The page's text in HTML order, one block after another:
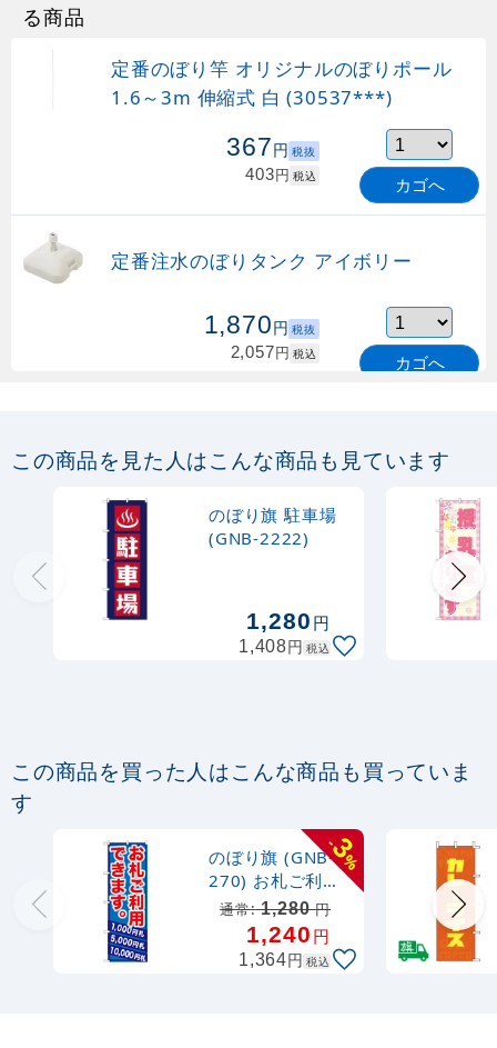
る商品
定番のぼり竿 オリジナルのぼりポール
1.6～3m 伸縮式 白 (30537***)
367円 税抜
403円 税込 カゴへ
定番注水のぼりタンク アイボリー
1,870円 税抜
2,057円 税込 カゴへ
1.6～3m 伸縮式 緑 (30537GRN)
売り切れ中
購入不可
定番のぼり竿 オリジナルのぼりポール
1.6～3m 伸縮式 水色 (30537SBL)
367
定番のぼり竿 オリジナルのぼりポール
1.6～3m 伸縮式 黒 (30537BLK)
税抜
403円 税込
注水型マルチのぼりスタンド 20L
この商品を見た人はこんな商品も見ています
のぼり旗 駐車場
(GNB-2222)
1,280円
1,408円 税込
この商品を買った人はこんな商品も買っていま
す
-
3
%
のぼり旗 (GNB-
270) お札ご利用
できます。
通常:1,280円
1,240円
1,364円 税込